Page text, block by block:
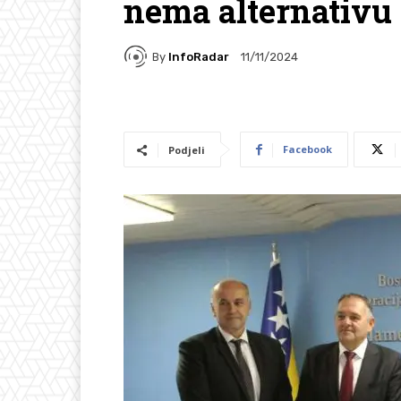
nema alternativu
By InfoRadar 11/11/2024
Podjeli Facebook